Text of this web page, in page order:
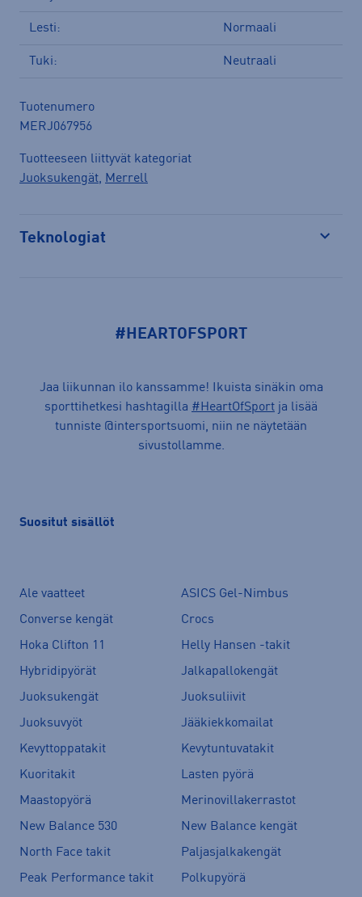
Lesti: Normaali
Tuki: Neutraali
Tuotenumero
MERJ067956
Tuotteeseen liittyvät kategoriat
Juoksukengät, Merrell
Teknologiat
#HEARTOFSPORT
Jaa liikunnan ilo kanssamme! Ikuista sinäkin oma
sporttihetkesi hashtagilla #HeartOfSport ja lisää
tunniste @intersportsuomi, niin ne näytetään
sivustollamme.
Suositut sisällöt
Ale vaatteet
ASICS Gel-Nimbus
Converse kengät
Crocs
Hoka Clifton 11
Helly Hansen -takit
Hybridipyörät
Jalkapallokengät
Juoksukengät
Juoksuliivit
Juoksuvyöt
Jääkiekkomailat
Kevyttoppatakit
Kevytuntuvatakit
Kuoritakit
Lasten pyörä
Maastopyörä
Merinovillakerrastot
New Balance 530
New Balance kengät
North Face takit
Paljasjalkakengät
Peak Performance takit
Polkupyörä